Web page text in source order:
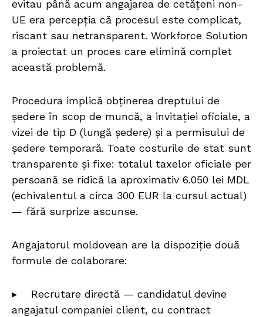
evitau până acum angajarea de cetățeni non-
UE era percepția că procesul este complicat,
riscant sau netransparent. Workforce Solution
a proiectat un proces care elimină complet
această problemă.
Procedura implică obținerea dreptului de
ședere în scop de muncă, a invitației oficiale, a
vizei de tip D (lungă ședere) și a permisului de
ședere temporară. Toate costurile de stat sunt
transparente și fixe: totalul taxelor oficiale per
persoană se ridică la aproximativ 6.050 lei MDL
(echivalentul a circa 300 EUR la cursul actual)
— fără surprize ascunse.
Angajatorul moldovean are la dispoziție două
formule de colaborare:
▸ Recrutare directă — candidatul devine
angajatul companiei client, cu contract